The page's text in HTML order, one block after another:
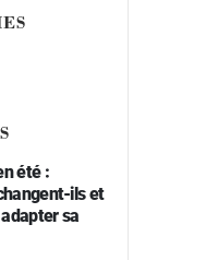
été :
ils et
sa